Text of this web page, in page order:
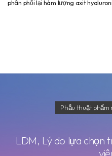
phân phối lại hàm lượng axit
Phẫu thuật phẩm
LDM, Lý do lựa chọn